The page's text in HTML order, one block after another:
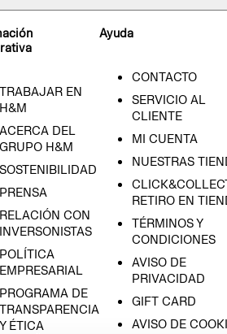
TRABAJAR EN
H&M
ACERCA DEL
GRUPO H&M
SOSTENIBILIDAD
PRENSA
RELACIÓN CON
INVERSONISTAS
POLÍTICA
EMPRESARIAL
PROGRAMA DE
TRANSPARENCIA
Y ÉTICA
Ayuda
CONTACTO
SERVICIO AL
CLIENTE
MI CUENTA
NUESTRAS
RETIRO EN
TÉRMINOS Y
CONDICIONES
AVISO DE
PRIVACIDAD
GIFT CARD
AVISO DE